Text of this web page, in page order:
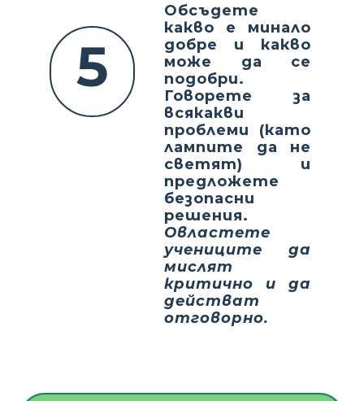
5
Обсъдете
какво е минало
добре и какво
може да се
подобри.
Говорете за
всякакви
проблеми (като
лампите да не
светят) и
предложете
безопасни
решения.
Овластете
учениците да
мислят
критично и да
действат
отговорно.